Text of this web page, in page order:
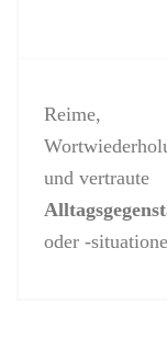
Reime,
und vertraute
oder -